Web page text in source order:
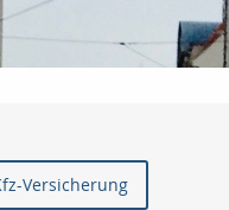
Versicherung